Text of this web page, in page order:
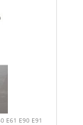
E61 E90 E91